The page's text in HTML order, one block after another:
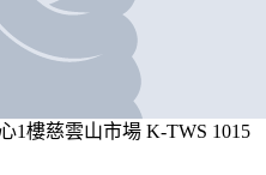
1樓慈雲山市場 K-TWS 1015